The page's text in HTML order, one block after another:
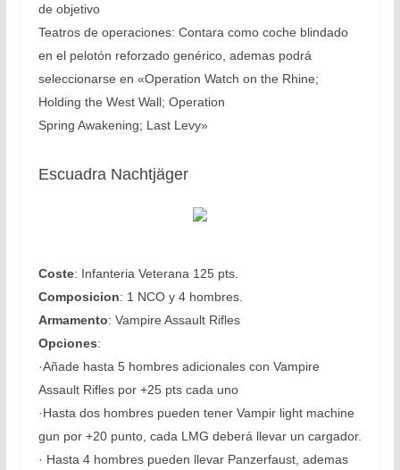
de objetivo
Teatros de operaciones: Contara como coche blindado
en el pelotón reforzado genérico, ademas podrá
seleccionarse en «Operation Watch on the Rhine;
Holding the West Wall; Operation
Spring Awakening; Last Levy»
Escuadra Nachtjäger
Coste: Infanteria Veterana 125 pts.
Composicion: 1 NCO y 4 hombres.
Armamento: Vampire Assault Rifles
Opciones:
·Añade hasta 5 hombres adicionales con Vampire
Assault Rifles por +25 pts cada uno
·Hasta dos hombres pueden tener Vampir light machine
gun por +20 punto, cada LMG deberá llevar un cargador.
· Hasta 4 hombres pueden llevar Panzerfaust, ademas